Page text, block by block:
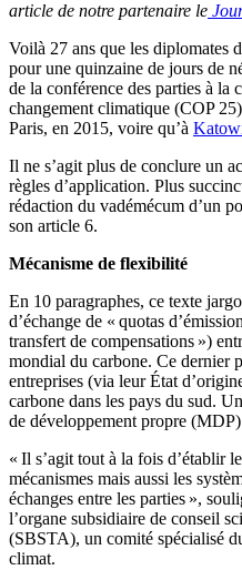
article de notre partenaire le
Voilà 27 ans que les diplomates
pour une quinzaine de jours de
de la conférence des parties à la
changement climatique (COP
Paris, en 2015, voire qu’à
Il ne s’agit plus de conclure un
règles d’application. Plus
rédaction du vadémécum d’un
son article 6.
Mécanisme de flexibilité
En 10 paragraphes, ce texte
d’échange de « quotas
transfert de compensations »)
mondial du carbone. Ce dernier
entreprises (via leur État
carbone dans les pays du sud.
de développement propre
« Il s’agit tout à la fois d’établir
mécanismes mais aussi les
échanges entre les parties »,
l’organe subsidiaire de conseil
(SBSTA), un comité spécialisé
climat.